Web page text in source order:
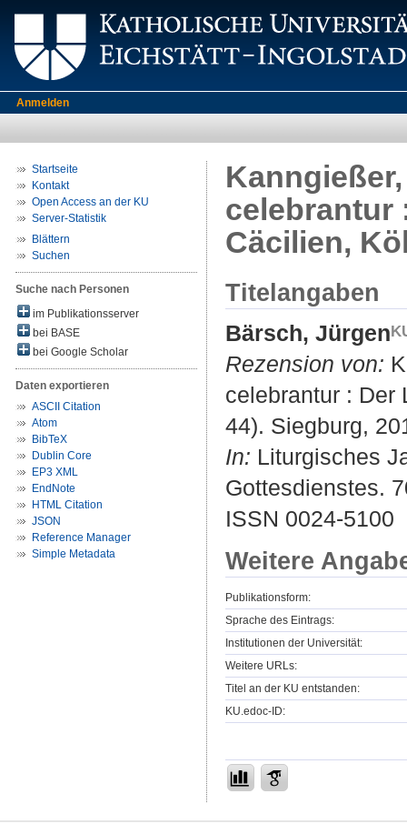
Anmelden
Startseite
Kontakt
Open Access an der KU
Server-Statistik
Blättern
Suchen
Suche nach Personen
im Publikationsserver
bei BASE
bei Google Scholar
Daten exportieren
ASCII Citation
Atom
BibTeX
Dublin Core
EP3 XML
EndNote
HTML Citation
JSON
Reference Manager
Simple Metadata
celebrantur
Cäcilien,
Titelangaben
Bärsch, Jürgen
Rezension von:
celebrantur : Der
44). Siegburg,
In: Liturgisches
Gottesdienstes.
ISSN 0024-5100
Weitere
Publikationsform:
Sprache des Eintrags:
Institutionen der Universität:
Weitere URLs:
Titel an der KU entstanden:
KU.edoc-ID: